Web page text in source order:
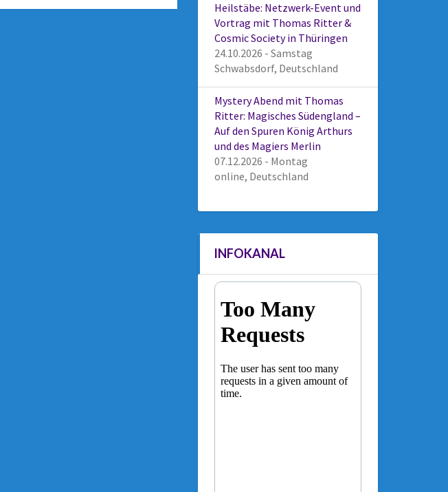
Heilstäbe: Netzwerk-Event und
Vortrag mit Thomas Ritter &
Cosmic Society in Thüringen
24.10.2026 - Samstag
Schwabsdorf, Deutschland
Mystery Abend mit Thomas
Ritter: Magisches Südengland –
Auf den Spuren König Arthurs
und des Magiers Merlin
07.12.2026 - Montag
online, Deutschland
INFOKANAL